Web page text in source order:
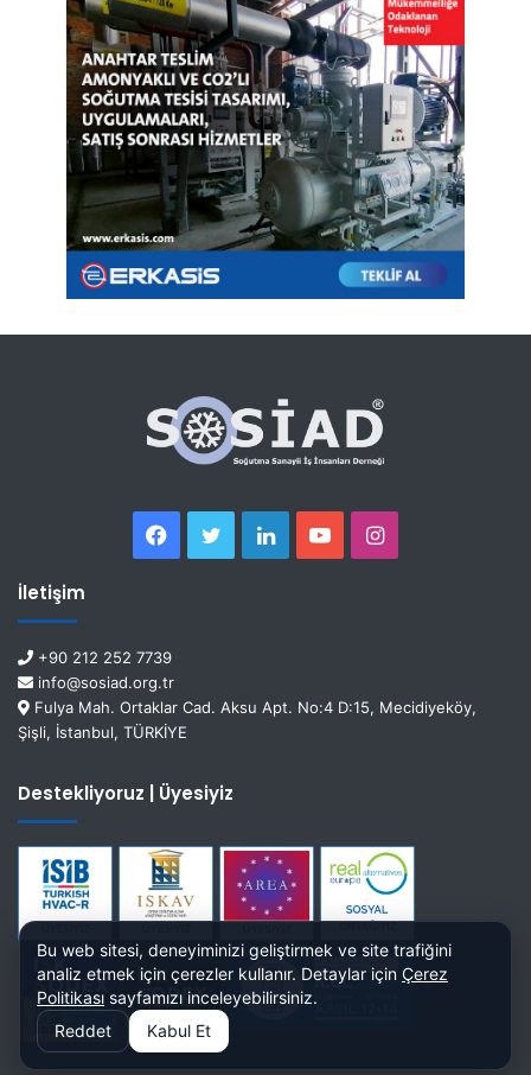
İletişim
+90 212 252 7739
info@sosiad.org.tr
Fulya Mah. Ortaklar Cad. Aksu Apt. No:4 D:15, Mecidiyeköy,
Şişli, İstanbul, TÜRKİYE
Destekliyoruz | Üyesiyiz
Bu web sitesi, deneyiminizi geliştirmek ve site trafiğini
analiz etmek için çerezler kullanır. Detaylar için Çerez
Politikası sayfamızı inceleyebilirsiniz.
Reddet
Kabul Et